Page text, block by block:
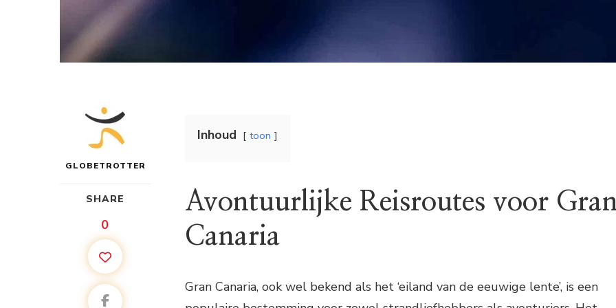
GLOBETROTTER
SHARE
0
Inhoud toon
Avontuurlijke Reisroutes voor
Canaria
Gran Canaria, ook wel bekend als het ‘eiland van de eeuwige lente’, is een